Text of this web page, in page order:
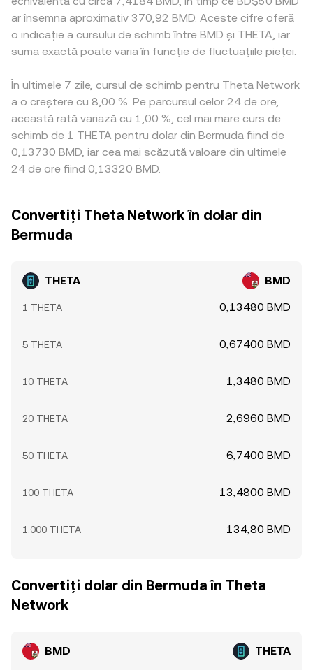
ar însemna aproximativ 370,92 BMD. Aceste cifre oferă
o indicație a cursului de schimb între BMD și THETA, iar
suma exactă poate varia în funcție de fluctuațiile pieței.
În ultimele 7 zile, cursul de schimb pentru Theta Network
a o creștere cu 8,00 %. Pe parcursul celor 24 de ore,
această rată variază cu 1,00 %, cel mai mare curs de
schimb de 1 THETA pentru dolar din Bermuda fiind de
0,13730 BMD, iar cea mai scăzută valoare din ultimele
24 de ore fiind 0,13320 BMD.
Convertiți Theta Network în dolar din
Bermuda
THETA BMD
1 THETA 0,13480 BMD
5 THETA 0,67400 BMD
10 THETA 1,3480 BMD
20 THETA 2,6960 BMD
50 THETA 6,7400 BMD
100 THETA 13,4800 BMD
1.000 THETA 134,80 BMD
Convertiți dolar din Bermuda în Theta
Network
BMD THETA